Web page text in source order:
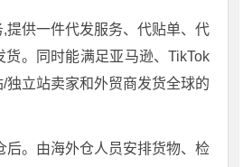
提供一件代发服务、代贴单、代
。同时能满足亚马逊、TikTok
立站卖家和外贸商发货全球的
。由海外仓人员安排货物、检